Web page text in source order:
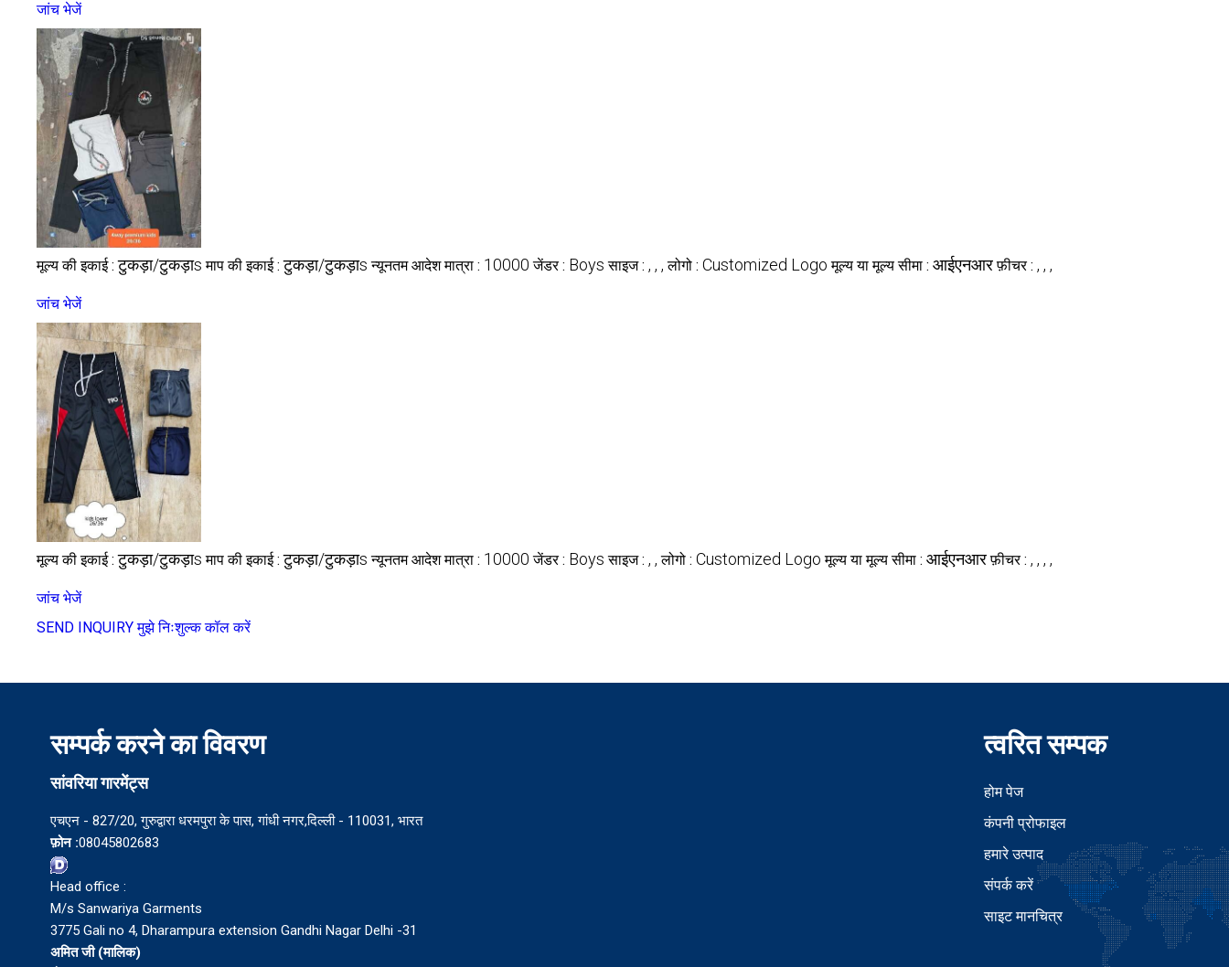
जांच भेजें
मूल्य की इकाई :टुकड़ा/टुकड़ाs माप की इकाई :टुकड़ा/टुकड़ाs न्यूनतम आदेश मात्रा : 10000 जेंडर : Boys साइज : , , , लोगो : Customized Logo मूल्य या मूल्य सीमा : आईएनआर फ़ीचर : , , ,
जांच भेजें
मूल्य की इकाई :टुकड़ा/टुकड़ाs माप की इकाई :टुकड़ा/टुकड़ाs न्यूनतम आदेश मात्रा : 10000 जेंडर : Boys साइज : , , लोगो : Customized Logo मूल्य या मूल्य सीमा : आईएनआर फ़ीचर : , , , ,
जांच भेजें
SEND INQUIRY मुझे निःशुल्क कॉल करें
सम्पर्क करने का विवरण
सांवरिया गारमेंट्स
एचएन - 827/20, गुरुद्वारा धरमपुरा के पास, गांधी नगर,दिल्ली - 110031, भारत
फ़ोन :08045802683
Head office :
M/s Sanwariya Garments
3775 Gali no 4, Dharampura extension Gandhi Nagar Delhi -31
अमित जी(मालिक)
त्वरित सम्पक
होम पेज
कंपनी प्रोफाइल
हमारे उत्पाद
संपर्क करें
साइट मानचित्र